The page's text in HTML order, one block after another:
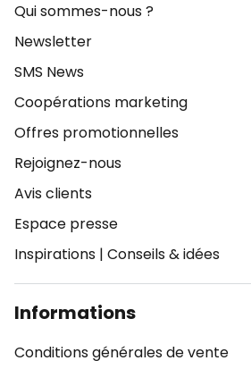
Qui sommes-nous ?
Newsletter
SMS News
Coopérations marketing
Offres promotionnelles
Rejoignez-nous
Avis clients
Espace presse
Inspirations | Conseils & idées
Informations
Conditions générales de vente